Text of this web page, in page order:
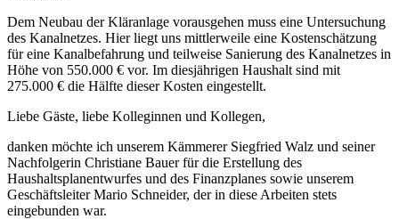
Dem Neubau der Kläranlage vorausgehen muss eine Untersuchung
des Kanalnetzes. Hier liegt uns mittlerweile eine Kostenschätzung
für eine Kanalbefahrung und teilweise Sanierung des Kanalnetzes in
Höhe von 550.000 € vor. Im diesjährigen Haushalt sind mit
275.000 € die Hälfte dieser Kosten eingestellt.
Liebe Gäste, liebe Kolleginnen und Kollegen,
danken möchte ich unserem Kämmerer Siegfried Walz und seiner
Nachfolgerin Christiane Bauer für die Erstellung des
Haushaltsplanentwurfes und des Finanzplanes sowie unserem
Geschäftsleiter Mario Schneider, der in diese Arbeiten stets
eingebunden war.